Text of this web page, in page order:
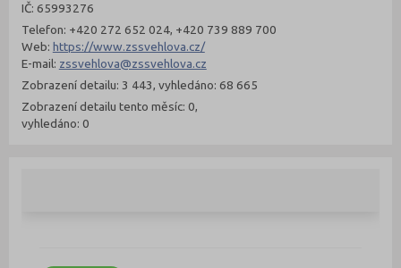
IČ: 65993276
Telefon: +420 272 652 024, +420 739 889 700
Web: https://www.zssvehlova.cz/
E-mail: zssvehlova@zssvehlova.cz
Zobrazení detailu: 3 443, vyhledáno: 68 665
Zobrazení detailu tento měsíc: 0,
vyhledáno: 0